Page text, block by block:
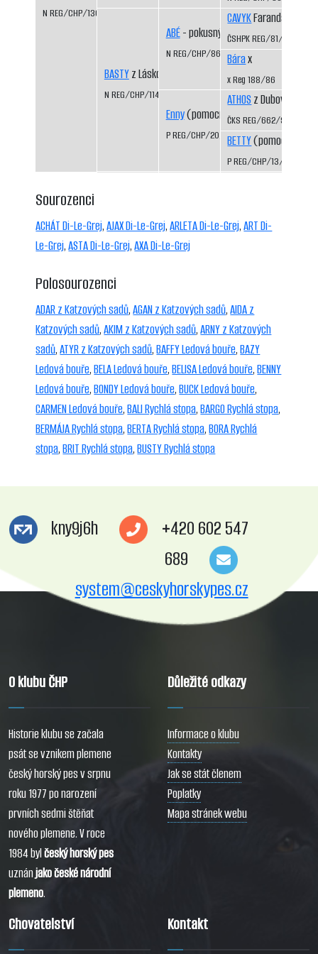
N REG/CHP/1360/04/06
BASTYz Láskova
N REG/CHP/1141/99/01
ABÉ- pokusný vrh
N REG/CHP/866/93/95
Enny(pomocný registr)
P REG/CHP/20/95/97
CAVYKFaranda CS
ČSHPK REG/81/84
Bárax
x Reg 188/86
ATHOS z Dubových
ČKS REG/662/92/94
BETTY(pomocný
P REG/CHP/13/92/96
Sourozenci
ACHÁT Di-Le-Grej,AJAX Di-Le-Grej,ARLETA Di-Le-Grej,ART Di-
Le-Grej,ASTA Di-Le-Grej,AXA Di-Le-Grej
Polosourozenci
ADAR z Katzových sadů,AGAN z Katzových sadů,AIDA z
Katzových sadů,AKIM z Katzových sadů,ARNY z Katzových
sadů,ATYR z Katzových sadů,BAFFY Ledová bouře,BAZY
Ledová bouře,BELA Ledová bouře,BELISA Ledová bouře,BENNY
Ledová bouře,BONDY Ledová bouře,BUCK Ledová bouře,
CARMEN Ledová bouře,BALI Rychlá stopa,BARGO Rychlá stopa,
BERMÁJA Rychlá stopa,BERTA Rychlá stopa,BORA Rychlá
stopa,BRIT Rychlá stopa,BUSTY Rychlá stopa
kny9j6h
+420 602 547
689
system@ceskyhorskypes.cz
O klubu ČHP
Historie klubu se začala
psát se vznikem plemene
český horský pes v srpnu
roku 1977 po narození
prvních sedmi štěňat
nového plemene. V roce
1984 bylčeský horský pes
uznánjako české národní
plemeno.
Důležité odkazy
Informace o klubu
Kontakty
Jak se stát členem
Poplatky
Mapa stránek webu
Chovatelství Kontakt